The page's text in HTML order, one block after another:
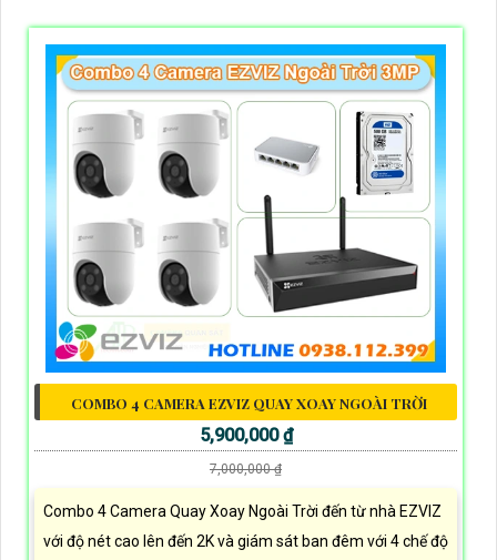
COMBO 4 CAMERA EZVIZ QUAY XOAY NGOÀI TRỜI
5,900,000 ₫
7,000,000 ₫
Combo 4 Camera Quay Xoay Ngoài Trời đến từ nhà EZVIZ
với độ nét cao lên đến 2K và giám sát ban đêm với 4 chế độ